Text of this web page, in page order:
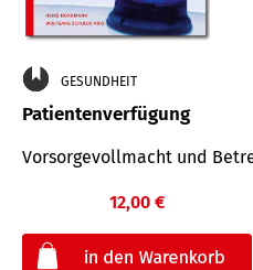
GESUNDHEIT
Patientenverfügung
Vorsorgevollmacht und
12,00 €